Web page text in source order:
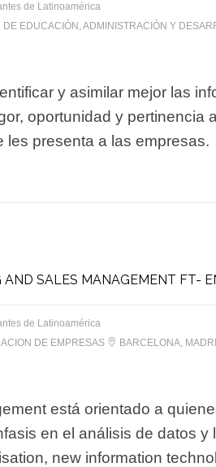
de Latinoamérica
DE EDUCACIÓN, ADMINISTRACIÓN Y
y asimilar mejor las
oportunidad y pertinencia
presenta a las empresas.
SALES MANAGEMENT FT-
de Latinoamérica
DE EMPRESAS
BARCELONA,
está orientado a
en el análisis de datos y
new information